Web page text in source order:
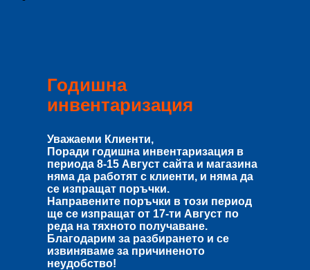
Годишна
инвентаризация
Уважаеми Клиенти,
Поради годишна инвентаризация в
периода 8-15 Август сайта и магазина
няма да работят с клиенти, и няма да
се изпращат поръчки.
Направените поръчки в този период
ще се изпращат от 17-ти Август по
реда на тяхното получаване.
Благодарим за разбирането и се
извиняваме за причиненото
неудобство!